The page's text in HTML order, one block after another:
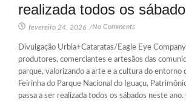
realizada todos os
fevereiro 24, 2026 /No Comments
Divulgação Urbia+Cataratas/Eagle Eye
produtores, comerciantes e artesãos das
parque, valorizando a arte e a cultura do entorno
Feirinha do Parque Nacional do Iguaçu,
passa a ser realizada todos os sábados neste ano.